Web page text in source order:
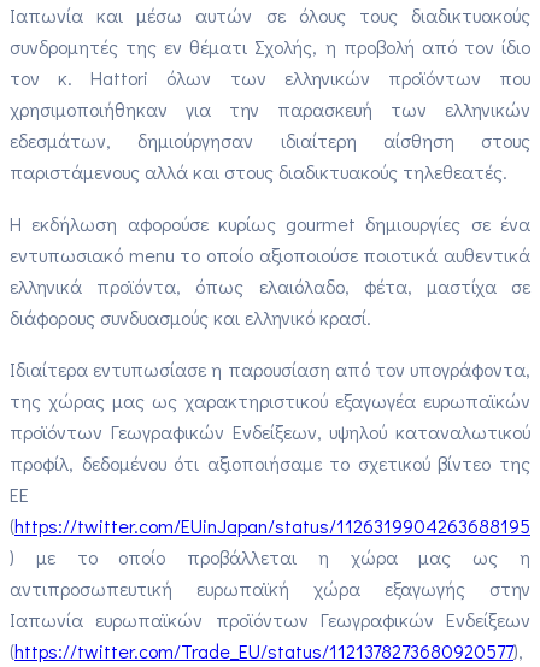
Ιαπωνία και μέσω αυτών σε όλους τους διαδικτυακούς
συνδρομητές της εν θέματι Σχολής, η προβολή από τον ίδιο
τον κ. Hattori όλων των ελληνικών προϊόντων που
χρησιμοποιήθηκαν για την παρασκευή των ελληνικών
εδεσμάτων, δημιούργησαν ιδιαίτερη αίσθηση στους
παριστάμενους αλλά και στους διαδικτυακούς τηλεθεατές.
Η εκδήλωση αφορούσε κυρίως gourmet δημιουργίες σε ένα
εντυπωσιακό menu το οποίο αξιοποιούσε ποιοτικά αυθεντικά
ελληνικά προϊόντα, όπως ελαιόλαδο, φέτα, μαστίχα σε
διάφορους συνδυασμούς και ελληνικό κρασί.
Ιδιαίτερα εντυπωσίασε η παρουσίαση από τον υπογράφοντα,
της χώρας μας ως χαρακτηριστικού εξαγωγέα ευρωπαϊκών
προϊόντων Γεωγραφικών Ενδείξεων, υψηλού καταναλωτικού
προφίλ, δεδομένου ότι αξιοποιήσαμε το σχετικού βίντεο της
ΕΕ
(https://twitter.com/EUinJapan/status/1126319904263688195
) με το οποίο προβάλλεται η χώρα μας ως η
αντιπροσωπευτική ευρωπαϊκή χώρα εξαγωγής στην
Ιαπωνία ευρωπαϊκών προϊόντων Γεωγραφικών Ενδείξεων
(https://twitter.com/Trade_EU/status/1121378273680920577),